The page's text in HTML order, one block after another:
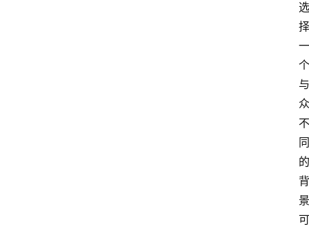
选
择
一
个
与
众
不
同
的
背
景
可